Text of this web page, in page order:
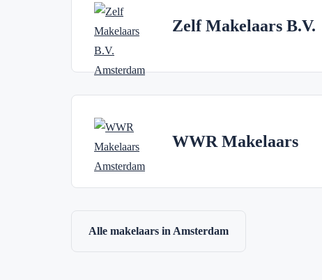
Zelf Makelaars B.V.
WWR Makelaars
Alle makelaars in Amsterdam